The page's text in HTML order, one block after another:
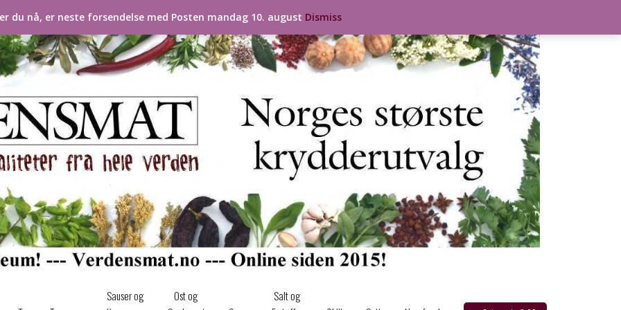
Sauser og
Ost og
Salt og
du nå, er neste forsendelse med Posten mandag 10. august Dismiss